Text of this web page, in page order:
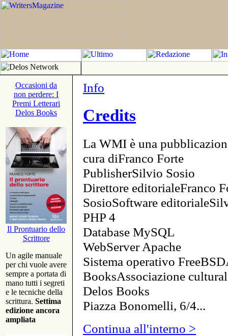
Occasioni da
non perdere: I
Premi Letterari
Delos Books
Il Prontuario dello
Scrittore
Un agile manuale
per chi vuole avere
sempre a portata di
mano tutti i segreti
e le tecniche della
scrittura. Settima
edizione ancora
ampliata
Info
Credits
La WMI è una
cura diFranco Forte
PublisherSilvio Sosio
Direttore editorialeFranco
SosioSoftware
PHP 4
Database MySQL
WebServer Apache
Sistema operativo
BooksAssociazione
Delos Books
Piazza Bonomelli, 6/4...
Continua all'interno >